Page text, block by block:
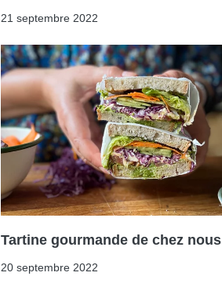
21 septembre 2022
Tartine gourmande de chez nous
20 septembre 2022